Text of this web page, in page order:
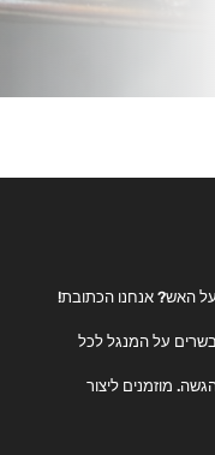
על האש? אנחנו הכתובת!
על המנגל לכל
מוזמנים ליצור